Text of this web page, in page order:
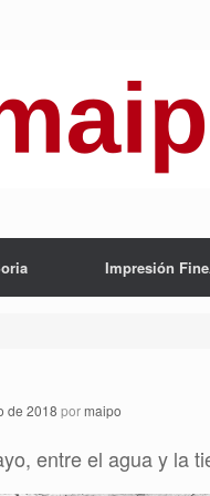
Impresión
de 2018 pormaipo
entre el agua y la